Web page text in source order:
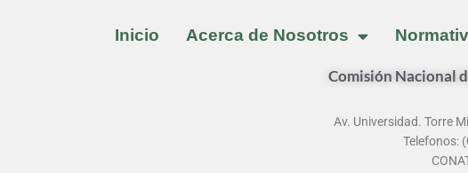
t
g
a
m
Inicio Acerca de Nosotros
Comisión Nacional
Av. Universidad. Torre
Telefonos: